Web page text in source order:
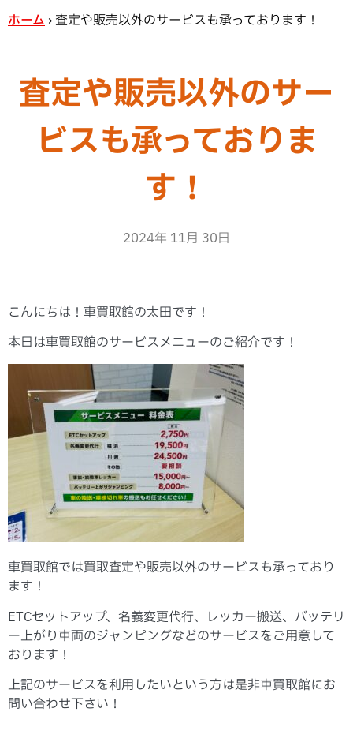
ホーム › 査定や販売以外のサービスも承っております！
査定や販売以外のサー
ビスも承っておりま
す！
2024年 11月 30日
こんにちは！車買取館の太田です！
本日は車買取館のサービスメニューのご紹介です！
車買取館では買取査定や販売以外のサービスも承っており
ます！
ETCセットアップ、名義変更代行、レッカー搬送、バッテリ
ー上がり車両のジャンピングなどのサービスをご用意して
おります！
上記のサービスを利用したいという方は是非車買取館にお
問い合わせ下さい！